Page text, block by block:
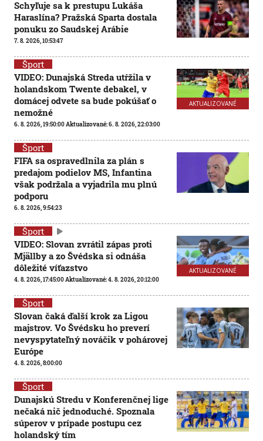
Schyľuje sa k prestupu Lukáša
Haraslína? Pražská Sparta dostala
ponuku zo Saudskej Arábie
7. 8. 2026, 10:53:47
AKTUALIZOVANÉ
Šport
VIDEO: Dunajská Streda utŕžila v
holandskom Twente debakel, v
domácej odvete sa bude pokúšať o
nemožné
6. 8. 2026, 19:50:00Aktualizované:6. 8. 2026, 22:03:00
Šport
FIFA sa ospravedlnila za plán s
predajom podielov MS, Infantina
však podržala a vyjadrila mu plnú
podporu
6. 8. 2026, 9:54:23
AKTUALIZOVANÉ
Šport
VIDEO: Slovan zvrátil zápas proti
Mjällby a zo Švédska si odnáša
dôležité víťazstvo
4. 8. 2026, 17:45:00Aktualizované:4. 8. 2026, 20:12:00
Šport
Slovan čaká ďalší krok za Ligou
majstrov. Vo Švédsku ho preverí
nevyspytateľný nováčik v pohárovej
Európe
4. 8. 2026, 8:00:00
Šport
Dunajskú Stredu v Konferenčnej lige
nečaká nič jednoduché. Spoznala
súperov v prípade postupu cez
holandský tím